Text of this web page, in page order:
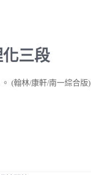
三段
(翰林/康軒/南一綜合版)